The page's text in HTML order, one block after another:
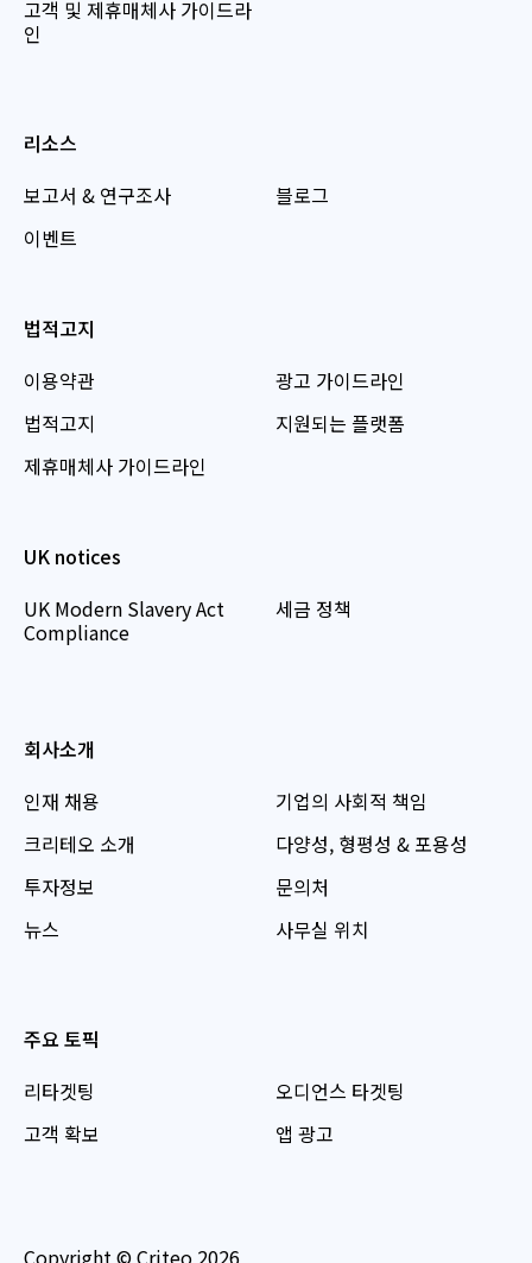
고객 및 제휴매체사 가이드라
인
리소스
보고서 & 연구조사
이벤트
블로그
법적고지
이용약관
법적고지
제휴매체사 가이드라인
광고 가이드라인
지원되는 플랫폼
UK notices
UK Modern Slavery Act
Compliance
세금 정책
회사소개
인재 채용
크리테오 소개
투자정보
뉴스
기업의 사회적 책임
다양성, 형평성 & 포용성
문의처
사무실 위치
주요 토픽
리타겟팅
고객 확보
오디언스 타겟팅
앱 광고